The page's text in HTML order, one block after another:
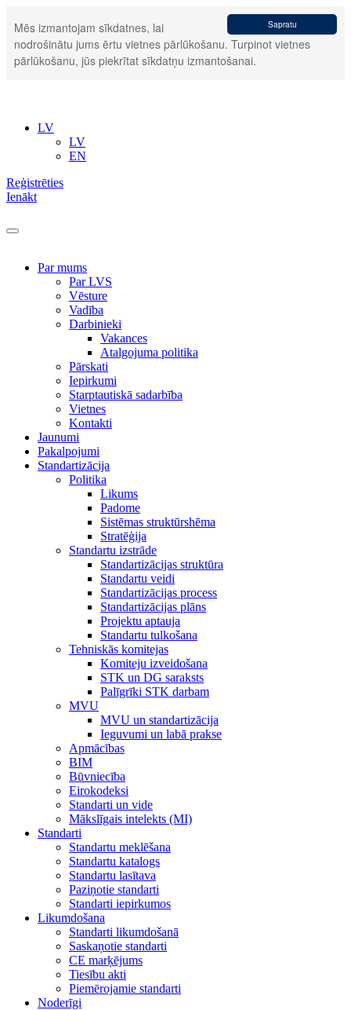
Sapratu
Mēs izmantojam sīkdatnes, lai
nodrošinātu jums ērtu vietnes pārlūkošanu. Turpinot vietnes
pārlūkošanu, jūs piekrītat sīkdatņu izmantošanai.
LV
LV
EN
Reģistrēties
Ienākt
Par mums
Par LVS
Vēsture
Vadība
Darbinieki
Vakances
Atalgojuma politika
Pārskati
Iepirkumi
Starptautiskā sadarbība
Vietnes
Kontakti
Jaunumi
Pakalpojumi
Standartizācija
Politika
Likums
Padome
Sistēmas struktūrshēma
Stratēģija
Standartu izstrāde
Standartizācijas struktūra
Standartu veidi
Standartizācijas process
Standartizācijas plāns
Projektu aptauja
Standartu tulkošana
Tehniskās komitejas
Komiteju izveidošana
STK un DG saraksts
Palīgrīki STK darbam
MVU
MVU un standartizācija
Ieguvumi un labā prakse
Apmācības
BIM
Būvniecība
Eirokodeksi
Standarti un vide
Mākslīgais intelekts (MI)
Standarti
Standartu meklēšana
Standartu katalogs
Standartu lasītava
Paziņotie standarti
Standarti iepirkumos
Likumdošana
Standarti likumdošanā
Saskaņotie standarti
CE marķējums
Tiesību akti
Piemērojamie standarti
Noderīgi